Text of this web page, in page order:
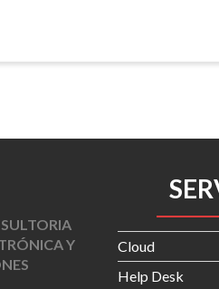
Y
Cloud
Help Desk